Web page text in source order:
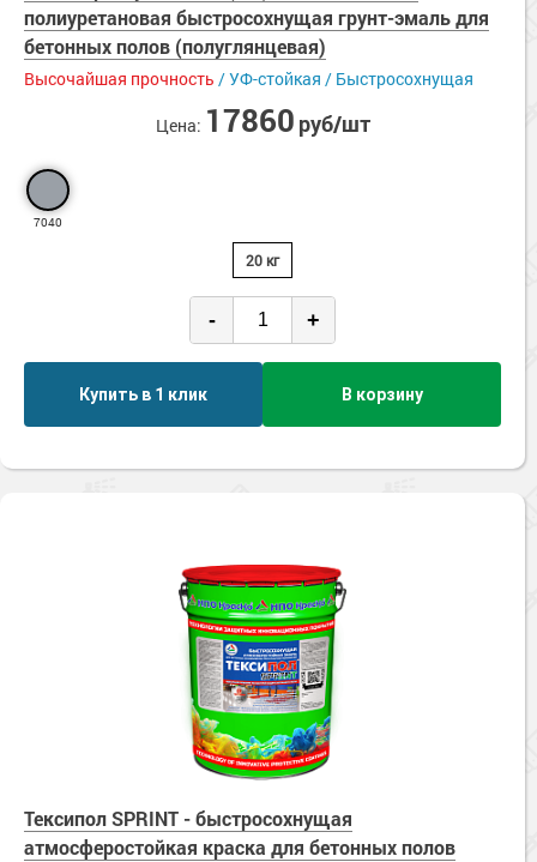
Сопутствующие товары
Морозостойкие краски для металла
Морозостойкие краски для фасада
Сопутствующие товары
Маслобензостойкие
Механическая прочность
Нанесение на влажный бетон
Нескользящие
Паропроницаемые
Стойкие к истиранию
Ударопрочные
полиуретановая быстросохнущая грунт-эмаль для
бетонных полов (полуглянцевая)
Высочайшая прочность / УФ-стойкая / Быстросохнущая
Цена: 17860 руб/шт
7040
20 кг
- +
Купить в 1 клик В корзину
Тексипол SPRINT - быстросохнущая
атмосферостойкая краска для бетонных полов